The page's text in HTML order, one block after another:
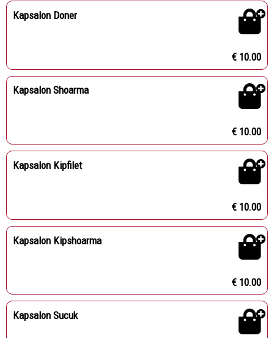
Kapsalon Doner
€ 10.00
Kapsalon Shoarma
€ 10.00
Kapsalon Kipfilet
€ 10.00
Kapsalon Kipshoarma
€ 10.00
Kapsalon Sucuk